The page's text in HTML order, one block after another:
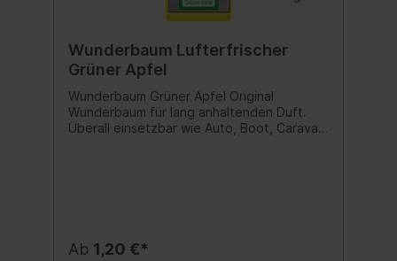
Wunderbaum Lufterfrischer
Grüner Apfel
Wunderbaum Grüner Apfel Original
Wunderbaum für lang anhaltenden Duft.
Überall einsetzbar wie Auto, Boot, Caravan
Ab 1,20 €*